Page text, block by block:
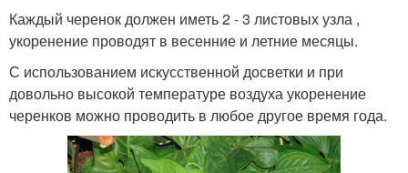
Каждый черенок должен иметь 2 - 3 листовых узла ,
укоренение проводят в весенние и летние месяцы.
С использованием искусственной досветки и при
довольно высокой температуре воздуха укоренение
черенков можно проводить в любое другое время года.